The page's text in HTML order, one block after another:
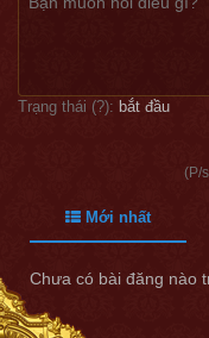
Trạng thái (?): bắt đầu
(P/
Mới nhất
Chưa có bài đăng nào